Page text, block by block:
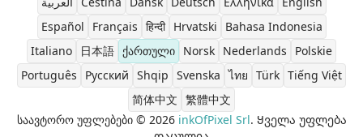
Español
Français हिन्दी Hrvatski
Bahasa Indonesia
Italiano
日本語 ქართული Norsk Nederlands
Polskie
Português
Pусский Shqip Svenska ไทย Türk Tiếng Việt
简体中文 繁體中文
საავტორო უფლებები © 2026 inkOfPixel Srl. Ყველა უფლება